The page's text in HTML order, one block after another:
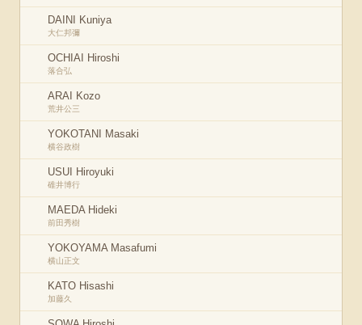
DAINI Kuniya
大仁邦彌
OCHIAI Hiroshi
落合弘
ARAI Kozo
荒井公三
YOKOTANI Masaki
横谷政樹
USUI Hiroyuki
碓井博行
MAEDA Hideki
前田秀樹
YOKOYAMA Masafumi
横山正文
KATO Hisashi
加藤久